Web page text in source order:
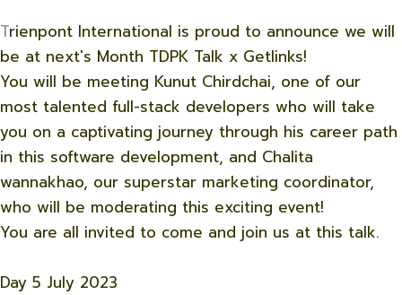
Trienpont International is proud to announce we will
be at next's Month TDPK Talk x Getlinks!
You will be meeting Kunut Chirdchai, one of our
most talented full-stack developers who will take
you on a captivating journey through his career path
in this software development, and Chalita
wannakhao, our superstar marketing coordinator,
who will be moderating this exciting event!
You are all invited to come and join us at this talk.
Day 5 July 2023